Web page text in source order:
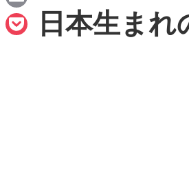
日本生ま
n
e
a
c
E